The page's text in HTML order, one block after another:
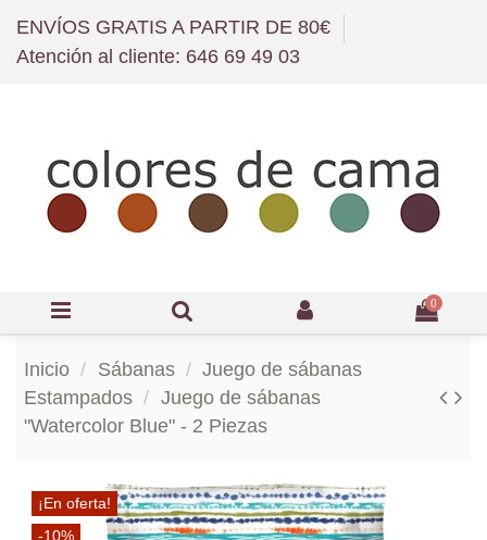
ENVÍOS GRATIS A PARTIR DE 80€
Atención al cliente: 646 69 49 03
0
Inicio Sábanas
Juego de sábanas
Estampados
Juego de sábanas
"Watercolor Blue" - 2 Piezas
¡En oferta!
-10%